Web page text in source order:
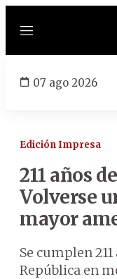
Menú
07 ago 2026
Edición Impresa
211 años
Volverse
mayor
Se cumplen
República en